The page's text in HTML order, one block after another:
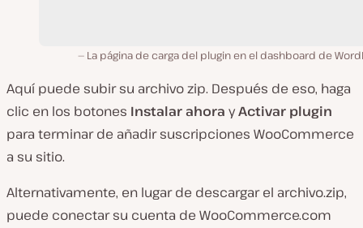
La página de carga del plugin en el dashboard de
Aquí puede subir su archivozip. Después de eso, haga
clic en los botones Instalar ahora yActivar plugin
para terminar de añadir suscripciones WooCommerce
a su sitio.
Alternativamente, en lugar de descargar el archivo.zip,
puede conectar su cuenta de WooCommerce.com